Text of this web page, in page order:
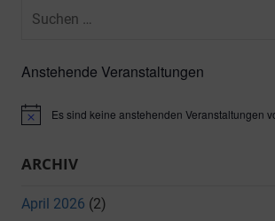
Suchen
Anstehende Veranstaltungen
HinweisEs sind keine anstehenden Veranstaltungen
ARCHIV
April 2026 (2)